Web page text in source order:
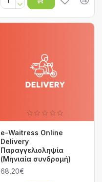
e-Waitress Online
Delivery
Παραγγελιοληψία
(Μηνιαία συνδρομή)
68,20€